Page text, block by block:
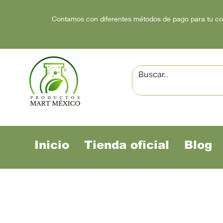
Contamos con diferentes métodos de pago para tu
Inicio Tienda oficial Blog